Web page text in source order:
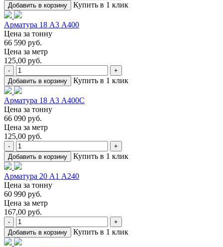
Добавить в корзину
Купить в 1 клик
Арматура 18 А3 А400
Цена за тонну
66 590 руб.
Цена за метр
125,00 руб.
-
+
Добавить в корзину
Купить в 1 клик
Арматура 18 А3 А400С
Цена за тонну
66 090 руб.
Цена за метр
125,00 руб.
-
+
Добавить в корзину
Купить в 1 клик
Арматура 20 А1 А240
Цена за тонну
60 990 руб.
Цена за метр
167,00 руб.
-
+
Добавить в корзину
Купить в 1 клик